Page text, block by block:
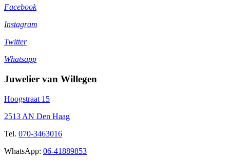
Facebook
Instagram
Twitter
Whatsapp
Juwelier van Willegen
Hoogstraat 15
2513 AN Den Haag
Tel. 070-3463016
WhatsApp: 06-41889853